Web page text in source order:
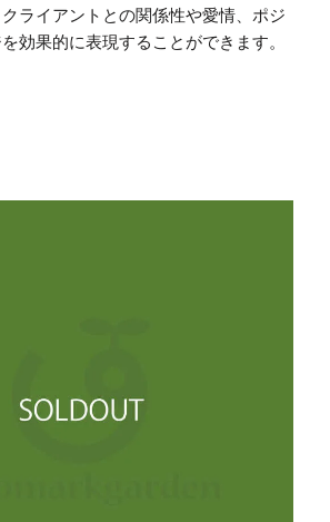
ライアントとの関係性や愛情、ポジ
効果的に表現することができます。